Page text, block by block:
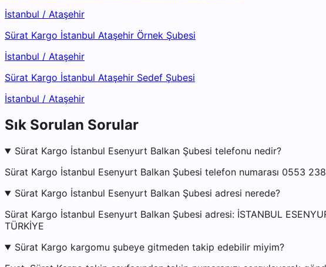
İstanbul / Ataşehir
Sürat Kargo İstanbul Ataşehir Örnek Şubesi
İstanbul / Ataşehir
Sürat Kargo İstanbul Ataşehir Sedef Şubesi
İstanbul / Ataşehir
Sık Sorulan Sorular
Sürat Kargo İstanbul Esenyurt Balkan Şubesi telefonu nedir?
Sürat Kargo İstanbul Esenyurt Balkan Şubesi telefon numarası 0553
Sürat Kargo İstanbul Esenyurt Balkan Şubesi adresi nerede?
Sürat Kargo İstanbul Esenyurt Balkan Şubesi adresi: İSTANBUL
TÜRKİYE
Sürat Kargo kargomu şubeye gitmeden takip edebilir miyim?